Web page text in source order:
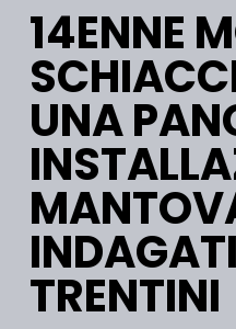
14ENNE
UNA
TRENTINI